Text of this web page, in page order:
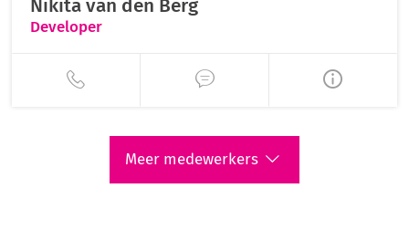
Nikita van den Berg
Developer
Meer medewerkers